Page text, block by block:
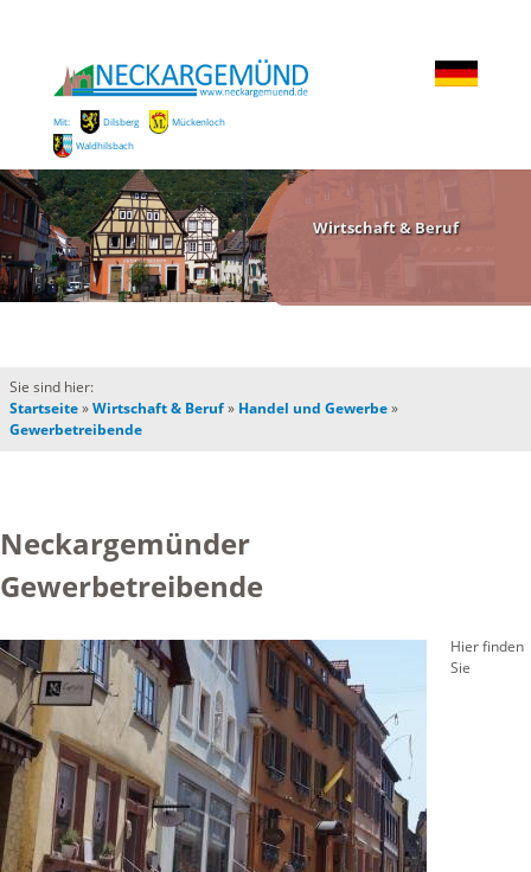
Mit: Dilsberg
Mückenloch
Waldhilsbach
Wirtschaft & Beruf
Sie sind hier:
Startseite»Wirtschaft & Beruf» Handel und Gewerbe»
Gewerbetreibende
Neckargemünder
Gewerbetreibende
Hier finden
Sie